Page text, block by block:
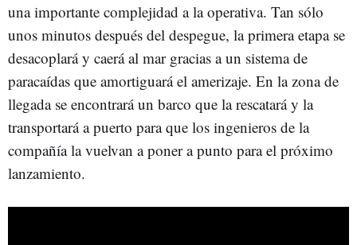
una importante complejidad a la operativa. Tan sólo
unos minutos después del despegue, la primera etapa se
desacoplará y caerá al mar gracias a un sistema de
paracaídas que amortiguará el amerizaje. En la zona de
llegada se encontrará un barco que la rescatará y la
transportará a puerto para que los ingenieros de la
compañía la vuelvan a poner a punto para el próximo
lanzamiento.